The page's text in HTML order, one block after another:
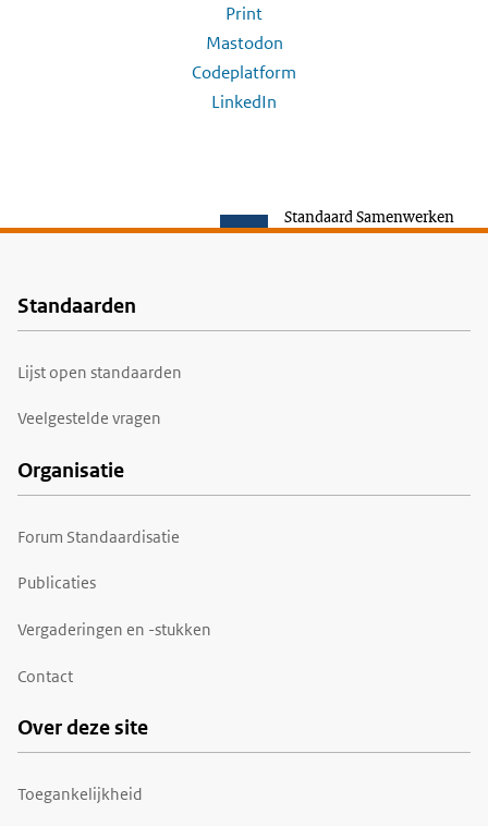
Print
Mastodon
Codeplatform
LinkedIn
Standaard Samenwerken
Voet
Standaarden
Lijst open standaarden
Veelgestelde vragen
Organisatie
Forum Standaardisatie
Publicaties
Vergaderingen en -stukken
Contact
Over deze site
Toegankelijkheid